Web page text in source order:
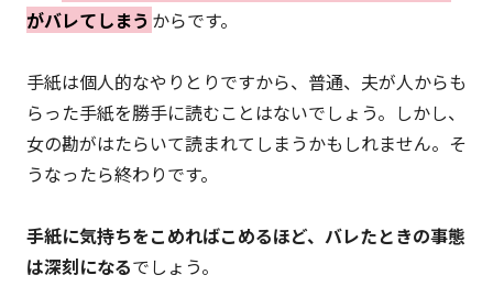
がバレてしまう からです。
手紙は個人的なやりとりですから、普通、夫が人からも
らった手紙を勝手に読むことはないでしょう。しかし、
女の勘がはたらいて読まれてしまうかもしれません。そ
うなったら終わりです。
手紙に気持ちをこめればこめるほど、バレたときの事態
は深刻になるでしょう。